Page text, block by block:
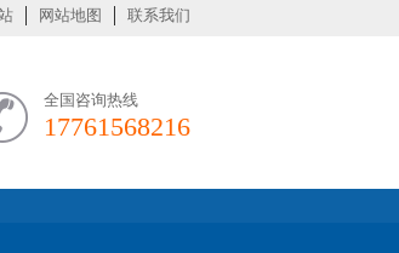
网站地图 联系我们
全国咨询热线
17761568216